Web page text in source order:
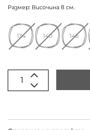
Размер: Височина в см.
134 140 146